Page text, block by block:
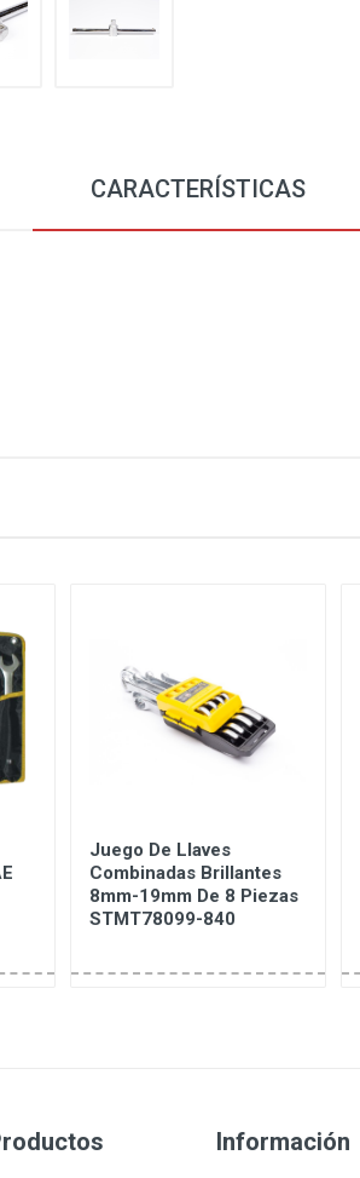
CARACTERÍSTICAS
Juego De Llaves
Combinadas Brillantes
8mm-19mm De 8 Piezas
STMT78099-840
Información